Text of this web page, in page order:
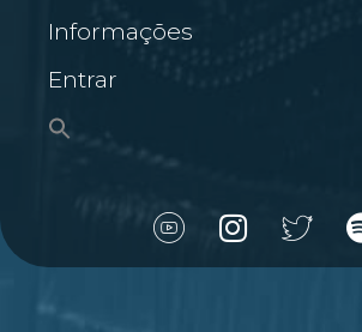
Informações
Entrar